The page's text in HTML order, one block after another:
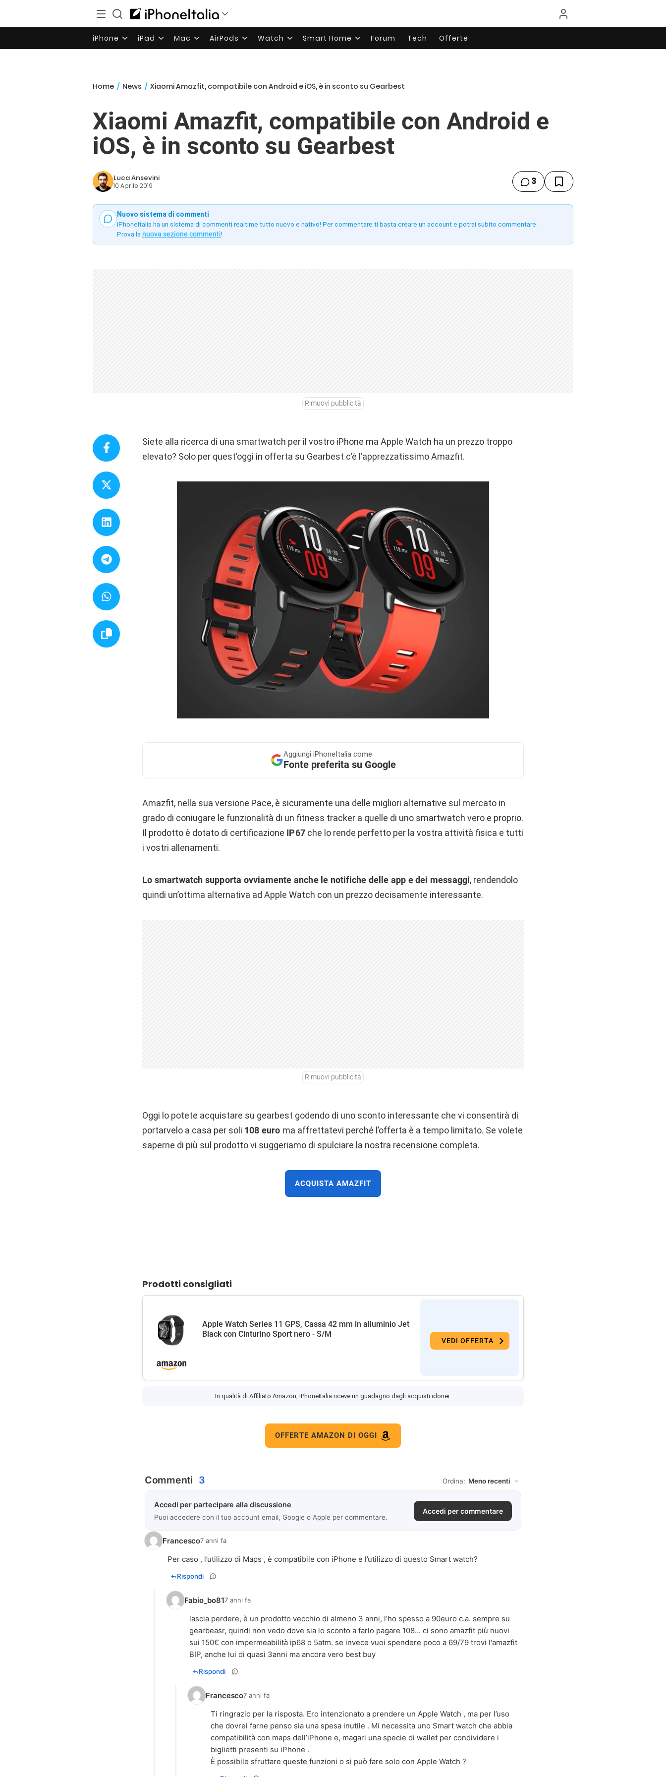
iPhone iPad Mac AirPods Watch Smart Home Forum Tech Offerte
Home / News / Xiaomi Amazfit, compatibile con Android e iOS, è in sconto su Gearbest
Xiaomi Amazfit, compatibile con Android e
iOS, è in sconto su Gearbest
Luca Ansevini
10 Aprile 2019 3
Nuovo sistema di commenti
iPhoneItalia ha un sistema di commenti realtime tutto nuovo e nativo! Per commentare ti basta creare un account e potrai subito commentare.
Prova la nuova sezione commenti!
Rimuovi pubblicità
Siete alla ricerca di una smartwatch per il vostro iPhone ma Apple Watch ha un prezzo troppo
elevato? Solo per quest’oggi in offerta su Gearbest c’è l’apprezzatissimo Amazfit.
Aggiungi iPhoneItalia come
Fonte preferita su Google
Amazfit, nella sua versione Pace, è sicuramente una delle migliori alternative sul mercato in
grado di coniugare le funzionalità di un fitness tracker a quelle di uno smartwatch vero e proprio.
Il prodotto è dotato di certificazione IP67 che lo rende perfetto per la vostra attività fisica e tutti
i vostri allenamenti.
Lo smartwatch supporta ovviamente anche le notifiche delle app e dei messaggi, rendendolo
quindi un’ottima alternativa ad Apple Watch con un prezzo decisamente interessante.
Rimuovi pubblicità
Oggi lo potete acquistare su gearbest godendo di uno sconto interessante che vi consentirà di
portarvelo a casa per soli 108 euro ma affrettatevi perché l’offerta è a tempo limitato. Se volete
saperne di più sul prodotto vi suggeriamo di spulciare la nostra recensione completa.
ACQUISTA AMAZFIT
Prodotti consigliati
Apple Watch Series 11 GPS, Cassa 42 mm in alluminio Jet
Black con Cinturino Sport nero - S/M
VEDI OFFERTA
In qualità di Affiliato Amazon, iPhoneItalia riceve un guadagno dagli acquisti idonei.
OFFERTE AMAZON DI OGGI
Commenti 3 Ordina:
Accedi per partecipare alla discussione
Puoi accedere con il tuo account email, Google o Apple per commentare.
Accedi per commentare
Francesco7 anni fa
Per caso , l’utilizzo di Maps , è compatibile con iPhone e l’utilizzo di questo Smart watch?
Rispondi
Fabio_bo817 anni fa
lascia perdere, è un prodotto vecchio di almeno 3 anni, l'ho spesso a 90euro c.a. sempre su
gearbeasr, quindi non vedo dove sia lo sconto a farlo pagare 108... ci sono amazfit più nuovi
sui 150€ con impermeabilità ip68 o 5atm. se invece vuoi spendere poco a 69/79 trovi l'amazfit
BIP, anche lui di quasi 3anni ma ancora vero best buy
Rispondi
Francesco7 anni fa
Ti ringrazio per la risposta. Ero intenzionato a prendere un Apple Watch , ma per l’uso
che dovrei farne penso sia una spesa inutile . Mi necessita uno Smart watch che abbia
compatibilità con maps dell’iPhone e, magari una specie di wallet per condividere i
biglietti presenti su iPhone .
È possibile sfruttare queste funzioni o si può fare solo con Apple Watch ?